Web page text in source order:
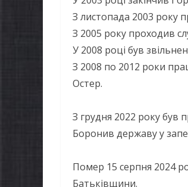
З листопада 2003 року
З 2005 року проходив
У 2008 році був
З 2008 по 2012 роки
Остер.
З грудня 2022 року був
Боронив державу у
Помер 15 серпня 2024
Батьківщини.
НОВИНИ